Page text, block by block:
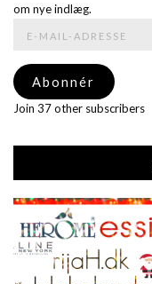
om nye indlæg.
adresse
Abonnér
Join 37 other subscribers